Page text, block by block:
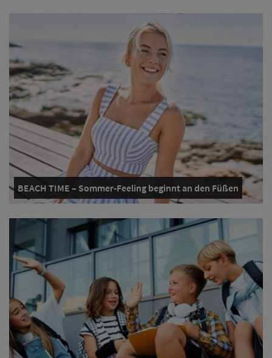
BEACH TIME – Sommer-Feeling beginnt an den Füßen